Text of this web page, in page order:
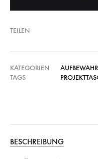
TEILEN
KATEGORIEN
TAGS
BESCHREIBUNG